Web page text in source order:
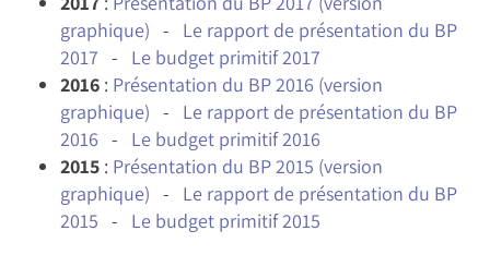
graphique) - Le rapport de présentation du BP
2017 - Le budget primitif 2017
2016 : Présentation du BP 2016 (version
graphique) - Le rapport de présentation du BP
2016 - Le budget primitif 2016
2015 : Présentation du BP 2015 (version
graphique) - Le rapport de présentation du BP
2015 - Le budget primitif 2015